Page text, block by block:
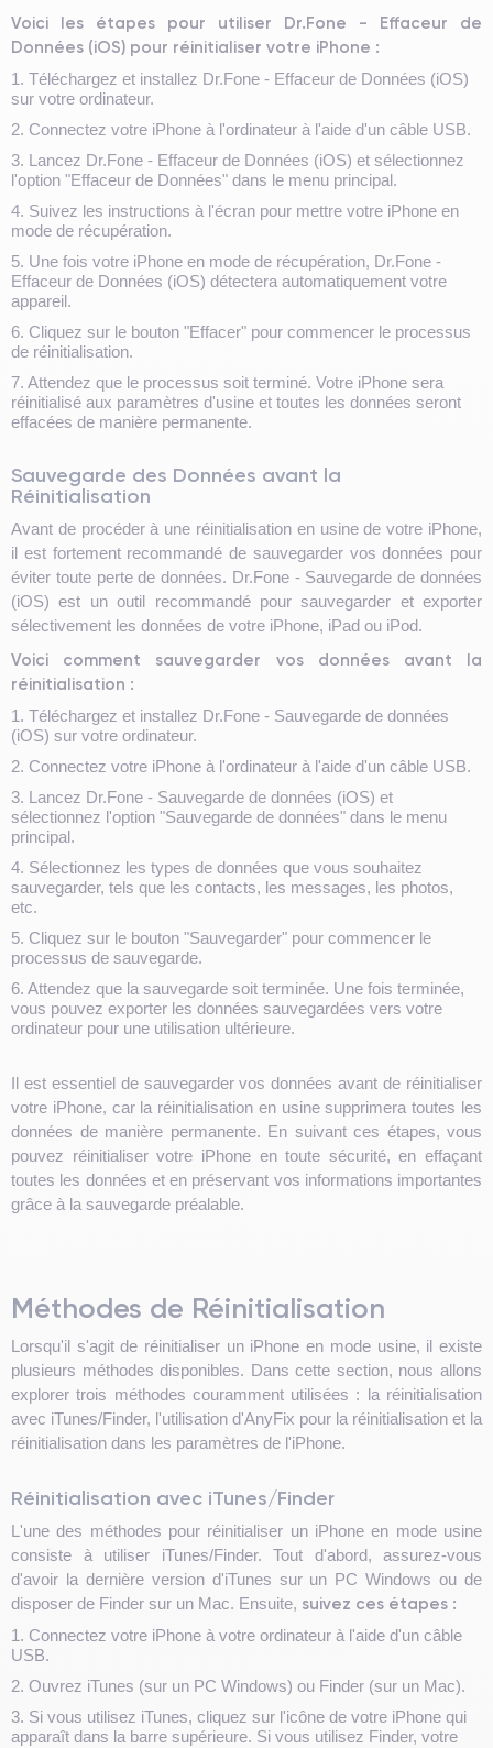
Voici les étapes pour utiliser Dr.Fone - Effaceur de
Données (iOS) pour réinitialiser votre iPhone :
1. Téléchargez et installez Dr.Fone - Effaceur de Données (iOS)
sur votre ordinateur.
2. Connectez votre iPhone à l'ordinateur à l'aide d'un câble USB.
3. Lancez Dr.Fone - Effaceur de Données (iOS) et sélectionnez
l'option "Effaceur de Données" dans le menu principal.
4. Suivez les instructions à l'écran pour mettre votre iPhone en
mode de récupération.
5. Une fois votre iPhone en mode de récupération, Dr.Fone -
Effaceur de Données (iOS) détectera automatiquement votre
appareil.
6. Cliquez sur le bouton "Effacer" pour commencer le processus
de réinitialisation.
7. Attendez que le processus soit terminé. Votre iPhone sera
réinitialisé aux paramètres d'usine et toutes les données seront
effacées de manière permanente.
Sauvegarde des Données avant la
Réinitialisation
Avant de procéder à une réinitialisation en usine de votre iPhone,
il est fortement recommandé de sauvegarder vos données pour
éviter toute perte de données. Dr.Fone - Sauvegarde de données
(iOS) est un outil recommandé pour sauvegarder et exporter
sélectivement les données de votre iPhone, iPad ou iPod.
Voici comment sauvegarder vos données avant la
réinitialisation :
1. Téléchargez et installez Dr.Fone - Sauvegarde de données
(iOS) sur votre ordinateur.
2. Connectez votre iPhone à l'ordinateur à l'aide d'un câble USB.
3. Lancez Dr.Fone - Sauvegarde de données (iOS) et
sélectionnez l'option "Sauvegarde de données" dans le menu
principal.
4. Sélectionnez les types de données que vous souhaitez
sauvegarder, tels que les contacts, les messages, les photos,
etc.
5. Cliquez sur le bouton "Sauvegarder" pour commencer le
processus de sauvegarde.
6. Attendez que la sauvegarde soit terminée. Une fois terminée,
vous pouvez exporter les données sauvegardées vers votre
ordinateur pour une utilisation ultérieure.
Il est essentiel de sauvegarder vos données avant de réinitialiser
votre iPhone, car la réinitialisation en usine supprimera toutes les
données de manière permanente. En suivant ces étapes, vous
pouvez réinitialiser votre iPhone en toute sécurité, en effaçant
toutes les données et en préservant vos informations importantes
grâce à la sauvegarde préalable.
Méthodes de Réinitialisation
Lorsqu'il s'agit de réinitialiser un iPhone en mode usine, il existe
plusieurs méthodes disponibles. Dans cette section, nous allons
explorer trois méthodes couramment utilisées : la réinitialisation
avec iTunes/Finder, l'utilisation d'AnyFix pour la réinitialisation et la
réinitialisation dans les paramètres de l'iPhone.
Réinitialisation avec iTunes/Finder
L'une des méthodes pour réinitialiser un iPhone en mode usine
consiste à utiliser iTunes/Finder. Tout d'abord, assurez-vous
d'avoir la dernière version d'iTunes sur un PC Windows ou de
disposer de Finder sur un Mac. Ensuite, suivez ces étapes :
1. Connectez votre iPhone à votre ordinateur à l'aide d'un câble
USB.
2. Ouvrez iTunes (sur un PC Windows) ou Finder (sur un Mac).
3. Si vous utilisez iTunes, cliquez sur l'icône de votre iPhone qui
apparaît dans la barre supérieure. Si vous utilisez Finder, votre